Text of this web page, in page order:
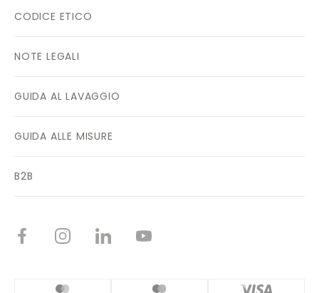
CODICE ETICO
NOTE LEGALI
GUIDA AL LAVAGGIO
GUIDA ALLE MISURE
B2B